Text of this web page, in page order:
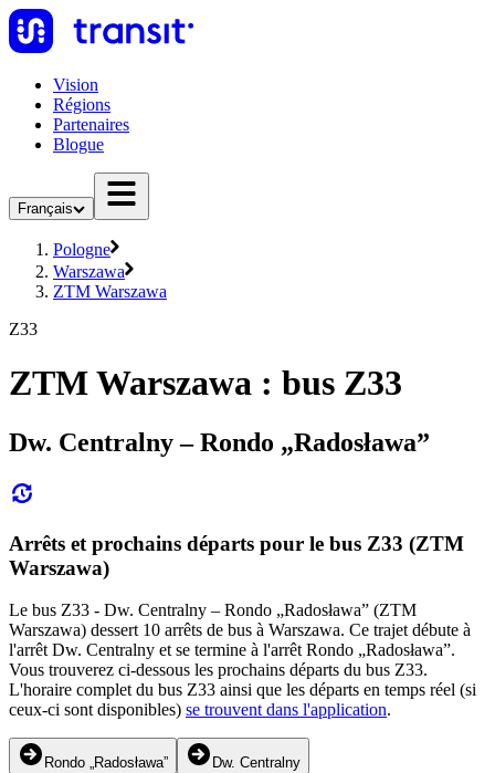
Vision
Régions
Partenaires
Blogue
Français
Pologne
Warszawa
ZTM Warszawa
Z33
ZTM Warszawa : bus Z33
Dw. Centralny – Rondo „Radosława”
Arrêts et prochains départs pour le bus Z33 (ZTM
Warszawa)
Le bus Z33 - Dw. Centralny – Rondo „Radosława” (ZTM
Warszawa) dessert 10 arrêts de bus à Warszawa. Ce trajet débute à
l'arrêt Dw. Centralny et se termine à l'arrêt Rondo „Radosława”.
Vous trouverez ci-dessous les prochains départs du bus Z33.
L'horaire complet du bus Z33 ainsi que les départs en temps réel (si
ceux-ci sont disponibles) se trouvent dans l'application.
Rondo „Radosława” Dw. Centralny